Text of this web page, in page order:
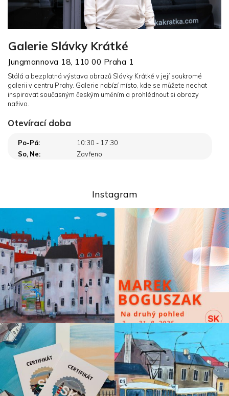
Galerie Slávky Krátké
Jungmannova 18, 110 00 Praha 1
Stálá a bezplatná výstava obrazů Slávky Krátké v její soukromé
galerii v centru Prahy. Galerie nabízí místo, kde se můžete nechat
inspirovat současným českým uměním a prohlédnout si obrazy
naživo.
Otevírací doba
Po-Pá:
10:30 - 17:30
So, Ne:
Zavřeno
Instagram